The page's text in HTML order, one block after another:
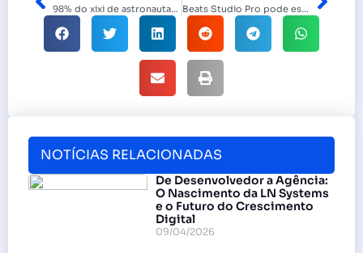
98% do xixi de astronautas é reciclado em água potável, segundo NASA Beats Studio Pro pode estar chegando no Brasil após registro na Anatel
NOTÍCIAS RELACIONADAS
De Desenvolvedor a Agência:
O Nascimento da LN Systems
e o Futuro do Crescimento
Digital
09/04/2026